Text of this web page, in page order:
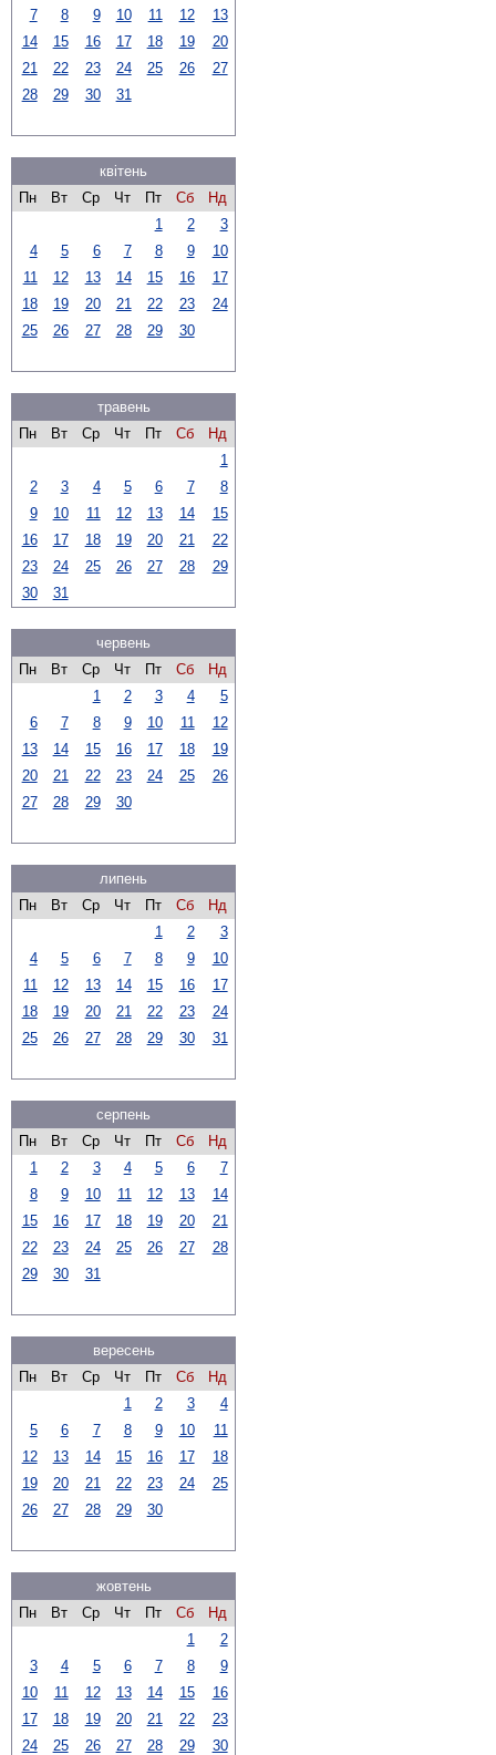
7 8 9 10 11 12
13
14
15 16 17 18 19
20
21
22 23 24 25 26
27
28
29 30 31
квітень
Пн
Вт Ср Чт Пт Сб
Нд
1
2
3
4
5 6 7 8 9
10
11
12 13 14 15 16
17
18
19 20 21 22 23
24
25
26 27 28 29 30
травень
Пн
Вт Ср Чт Пт Сб
Нд
1
2
3 4 5 6 7
8
9
10 11 12 13 14
15
16
17 18 19 20 21
22
23
24 25 26 27 28
29
30
31
червень
Пн
Вт Ср Чт Пт Сб
Нд
1
2 3 4
5
6
7 8 9 10 11
12
13
14 15 16 17 18
19
20
21 22 23 24 25
26
27
28 29 30
липень
Пн
Вт Ср Чт Пт Сб
Нд
1
2
3
4
5 6 7 8 9
10
11
12 13 14 15 16
17
18
19 20 21 22 23
24
25
26 27 28 29 30 31
серпень
Пн
Вт Ср Чт Пт Сб
Нд
1
2 3 4 5 6
7
8
9 10 11 12 13
14
15
16 17 18 19 20
21
22
23 24 25 26 27
28
29
30 31
вересень
Пн
Вт Ср Чт Пт Сб
Нд
1
2 3
4
5
6 7 8 9 10
11
12
13 14 15 16 17
18
19
20 21 22 23 24
25
26
27 28 29 30
жовтень
Пн
Вт Ср Чт Пт Сб
Нд
1
2
3
4 5 6 7 8
9
10
11 12 13 14 15
16
17
18 19 20 21 22
23
24
25 26 27 28 29
30